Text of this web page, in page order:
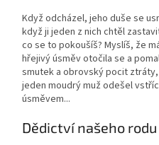
Když odcházel, jeho duše se
když ji jeden z nich chtěl
co se to pokoušíš? Myslíš, že
hřejivý úsměv otočila se a
smutek a obrovský pocit
jeden moudrý muž odešel
úsměvem...
Dědictví našeho rodu